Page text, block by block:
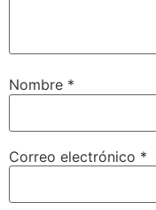
Nombre *
Correo electrónico *